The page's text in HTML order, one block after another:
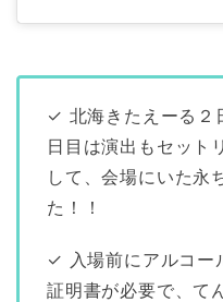
✓ 北海きたえーる２
日目は演出もセット
して、会場にいた永
た！！
✓ 入場前にアルコー
証明書が必要で、て